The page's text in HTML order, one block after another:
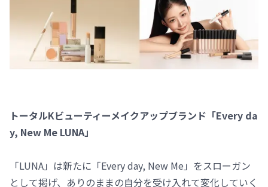
トータルKビューティーメイクアップブランド「Every da
y, New Me LUNA」
「LUNA」は新たに「Every day, New Me」をスローガン
として掲げ、ありのままの自分を受け入れて変化していく